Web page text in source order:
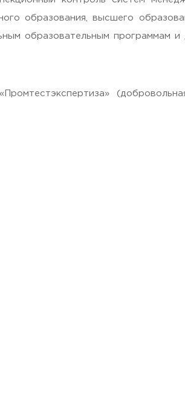
образования, высшего
образовательным программам и